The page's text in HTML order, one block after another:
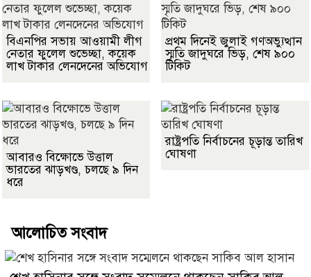
বিএনপির সভায় আওয়ামী লীগ
নেতার ফুলেল শুভেচ্ছা, কয়েক
লাখ টাকার লেনদেনের অভিযোগ
প্রথম দিনেই জুলাই গণঅভ্যুত্থান
স্মৃতি জাদুঘরে ভিড়, শেষ ৯০০
টিকিট
আবারও বিক্ষোভে উত্তাল
ভারতের ঝাড়খণ্ড, চলছে ৯ দিন
ধরে
রাষ্ট্রপতি নির্বাচনের চূড়ান্ত তারিখ
ঘোষণা
আলোচিত সংবাদ